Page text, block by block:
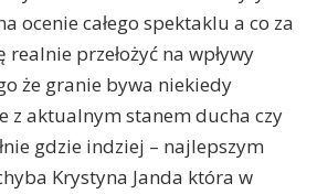
ocenie całego spektaklu a co za
przełożyć na wpływy
że granie bywa niekiedy
z aktualnym stanem ducha czy
gdzie indziej – najlepszym
Krystyna Janda która w